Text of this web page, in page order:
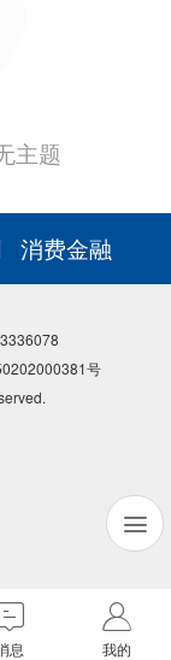
主题
息 我的
消费金融
号